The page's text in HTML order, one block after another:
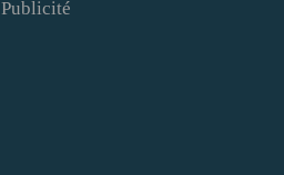
Publicité